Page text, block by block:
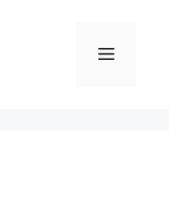
메